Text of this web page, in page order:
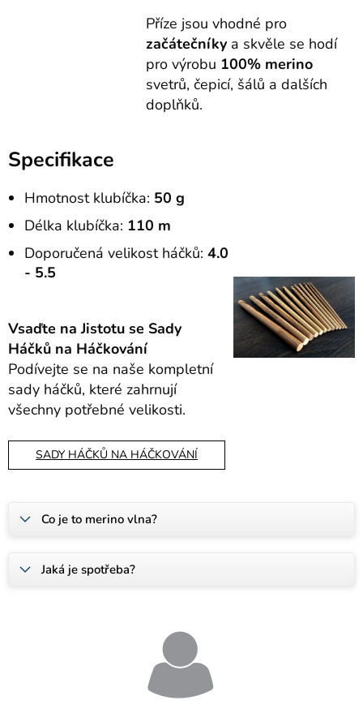
Příze jsou vhodné pro
začátečníky a skvěle se hodí
pro výrobu 100% merino
svetrů, čepicí, šálů a dalších
doplňků.
Specifikace
Hmotnost klubíčka: 50 g
Délka klubíčka: 110 m
Doporučená velikost háčků: 4.0
- 5.5
Vsaďte na Jistotu se Sady
Háčků na Háčkování
Podívejte se na naše kompletní
sady háčků, které zahrnují
všechny potřebné velikosti.
SADY HÁČKŮ NA HÁČKOVÁNÍ
Co je to merino vlna?
Jaká je spotřeba?